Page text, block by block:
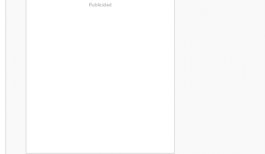
Publicidad